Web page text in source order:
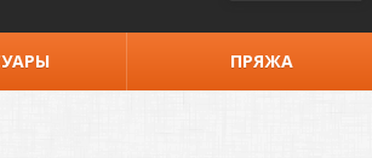
ПРЯЖА